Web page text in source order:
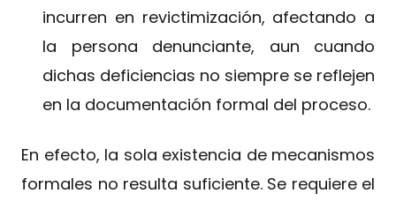
incurren en revictimización, afectando a
la persona denunciante, aun cuando
dichas deficiencias no siempre se reflejen
en la documentación formal del proceso.
En efecto, la sola existencia de mecanismos
formales no resulta suficiente. Se requiere el